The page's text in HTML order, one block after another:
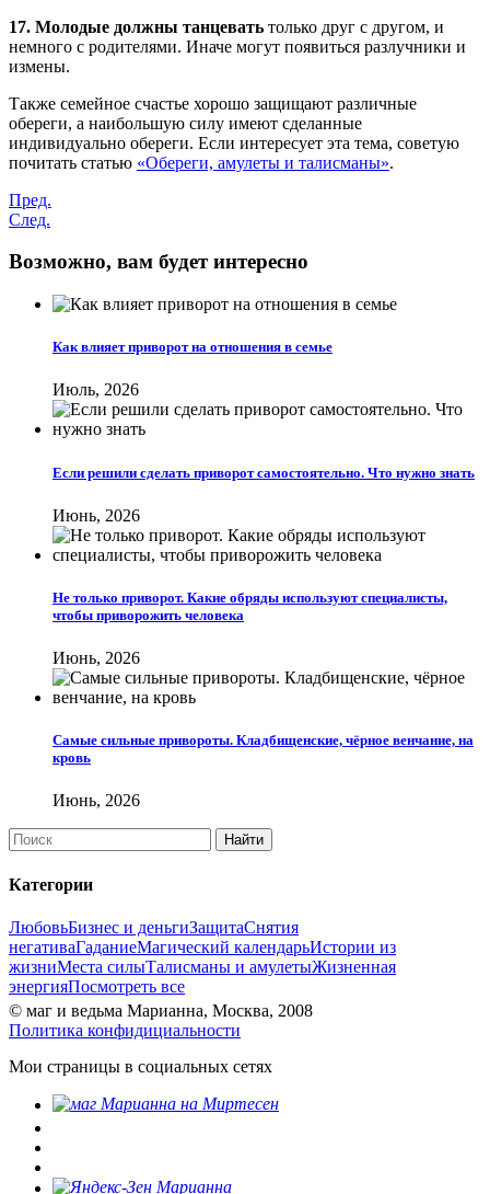
17. Молодые должны танцевать только друг с другом, и
немного с родителями. Иначе могут появиться разлучники и
измены.
Также семейное счастье хорошо защищают различные
обереги, а наибольшую силу имеют сделанные
индивидуально обереги. Если интересует эта тема, советую
почитать статью «Обереги, амулеты и талисманы».
Пред.
След.
Возможно, вам будет интересно
Как влияет приворот на отношения в семье
Июль, 2026
Если решили сделать приворот самостоятельно. Что нужно знать
Июнь, 2026
Не только приворот. Какие обряды используют специалисты,
чтобы приворожить человека
Июнь, 2026
Самые сильные привороты. Кладбищенские, чёрное венчание, на
кровь
Июнь, 2026
Категории
ЛюбовьБизнес и деньгиЗащитаСнятия
негативаГаданиеМагический календарьИстории из
жизниМеста силыТалисманы и амулетыЖизненная
энергияПосмотреть все
© маг и ведьма Марианна, Москва, 2008
Политика конфидициальности
Мои страницы в социальных сетях